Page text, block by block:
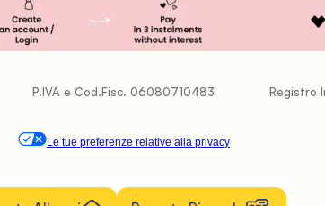
P.IVA e Cod.Fisc. 06080710483 Registro
Le tue preferenze relative alla privacy